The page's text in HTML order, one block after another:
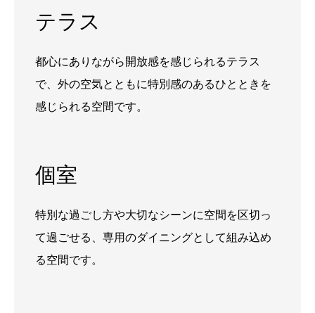
テラス
都心にありながら開放感を感じられるテラス
で、外の空気とともに特別感のあるひとときを
感じられる空間です。
個室
特別な過ごし方や大切なシーンに空間を区切っ
て過ごせる、専用のダイニングとして組み込め
る空間です。